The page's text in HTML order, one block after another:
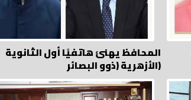
المحافظ يهنئ هاتفيًا أول الثانوية
الأزهرية (ذوو البصائر)